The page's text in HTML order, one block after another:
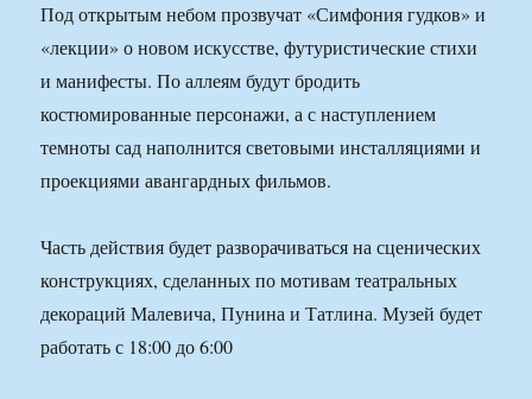
Под открытым небом прозвучат «Симфония гудков» и
«лекции» о новом искусстве, футуристические стихи
и манифесты. По аллеям будут бродить
костюмированные персонажи, а с наступлением
темноты сад наполнится световыми инсталляциями и
проекциями авангардных фильмов.
Часть действия будет разворачиваться на сценических
конструкциях, сделанных по мотивам театральных
декораций Малевича, Пунина и Татлина. Музей будет
работать с 18:00 до 6:00